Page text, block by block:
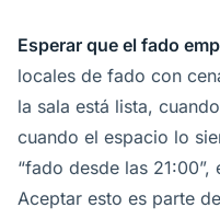
Esperar que el fado
locales de fado con
la sala está lista,
cuando el espacio lo
“fado desde las 21:00”,
Aceptar esto es parte